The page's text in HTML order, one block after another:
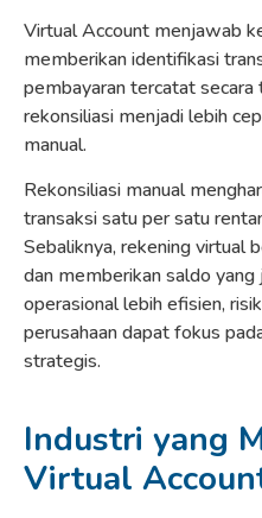
Virtual Account menjawab
memberikan identifikasi
pembayaran tercatat secara
rekonsiliasi menjadi lebih
manual.
Rekonsiliasi manual
transaksi satu per satu
Sebaliknya, rekening virtual
dan memberikan saldo yang
operasional lebih efisien,
perusahaan dapat fokus
strategis.
Industri yang
Virtual